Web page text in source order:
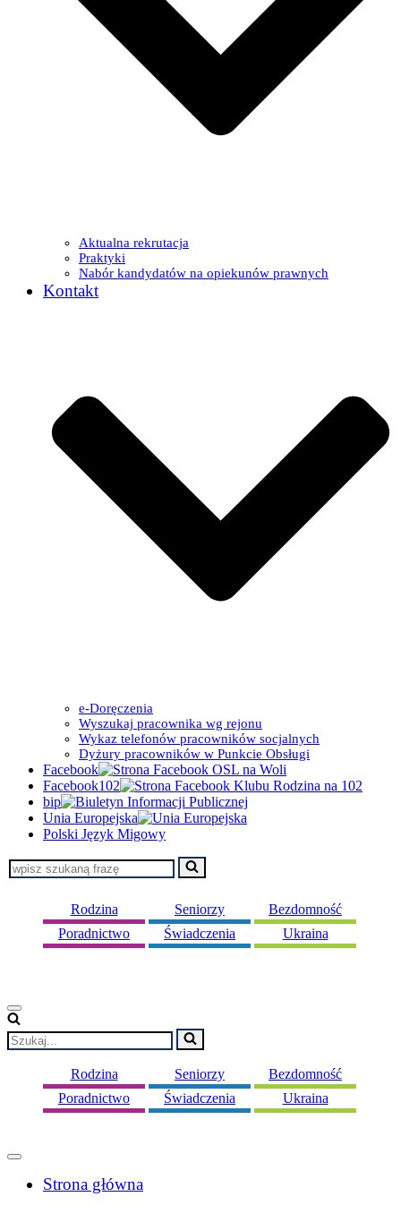
Aktualna rekrutacja
Praktyki
Nabór kandydatów na opiekunów prawnych
Kontakt
e-Doręczenia
Wyszukaj pracownika wg rejonu
Wykaz telefonów pracowników socjalnych
Dyżury pracowników w Punkcie Obsługi
Facebook
Facebook102
bip
Unia Europejska
Polski Język Migowy
Szukaj...
Rodzina Seniorzy
Bezdomność
Poradnictwo
Świadczenia Ukraina
Menu
nawigacji
Szukaj...
Rodzina Seniorzy
Bezdomność
Poradnictwo
Świadczenia Ukraina
Menu
nawigacjiStrona główna